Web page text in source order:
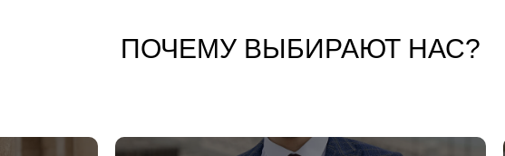
ПОЧЕМУ ВЫБИРАЮТ НАС?